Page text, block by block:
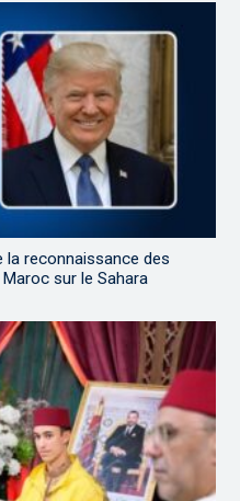
la reconnaissance des
sur le Sahara